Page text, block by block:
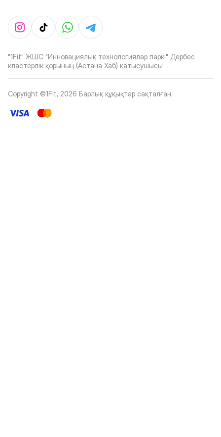
"1Fit" ЖШС "Инновациялық технологиялар паркі" Дербес
кластерлік қорының (Астана Хаб) қатысушысы
Copyright ©1Fit, 2026 Барлық құқықтар сақталған.